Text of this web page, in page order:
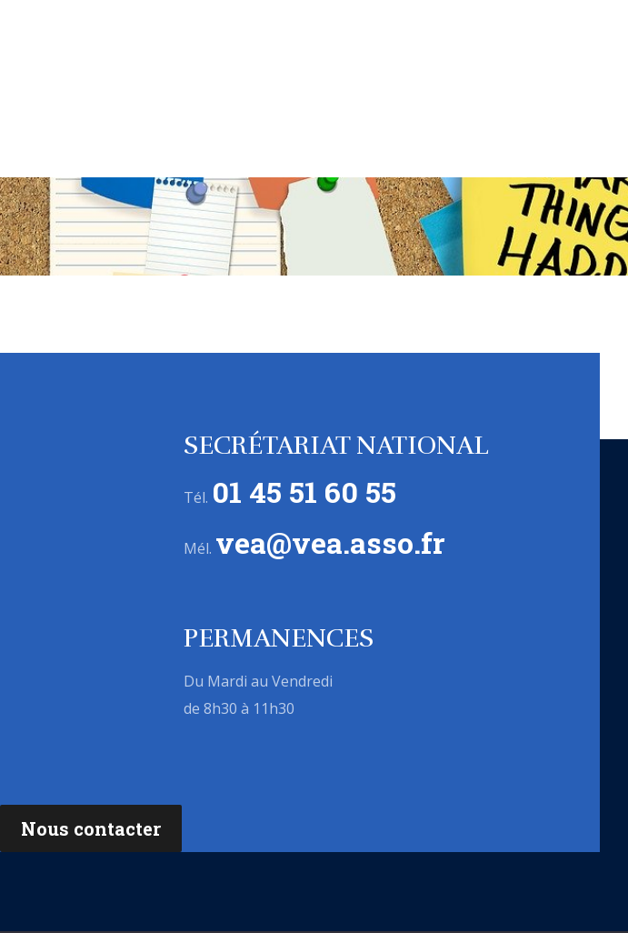
SECRÉTARIAT NATIONAL
Tél. 01 45 51 60 55
Mél. vea@vea.asso.fr
PERMANENCES
Du Mardi au Vendredi
de 8h30 à 11h30
Nous contacter